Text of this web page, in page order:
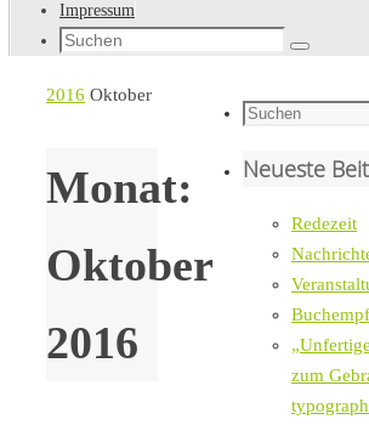
Impressum
Suche
Suchen
Startseite
2016 Oktober
Monat:
Oktober
2016
Suche
Neueste
Redezeit
zum